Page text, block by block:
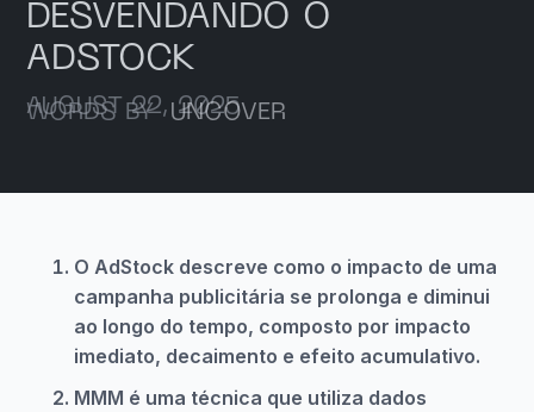
DESVENDANDO O
ADSTOCK
AUGUST 22, 2025
WORDS BY UNCOVER
O AdStock descreve como o impacto de uma
campanha publicitária se prolonga e diminui
ao longo do tempo, composto por impacto
imediato, decaimento e efeito acumulativo.
MMM é uma técnica que utiliza dados